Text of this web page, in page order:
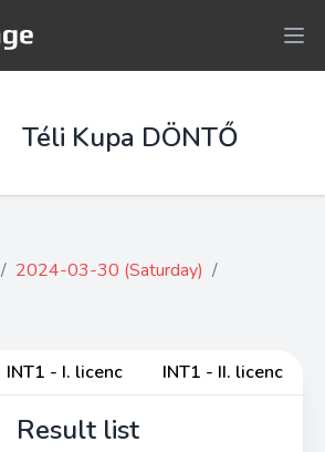
Téli Kupa DÖNTŐ
/ 2024-03-30 (Saturday) /
INT1 - I. licenc INT1 - II. licenc
Result list